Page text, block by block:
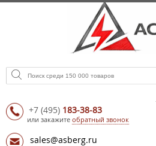
+7 (495) 183-38-83
или закажите обратный звонок
sales@asberg.ru